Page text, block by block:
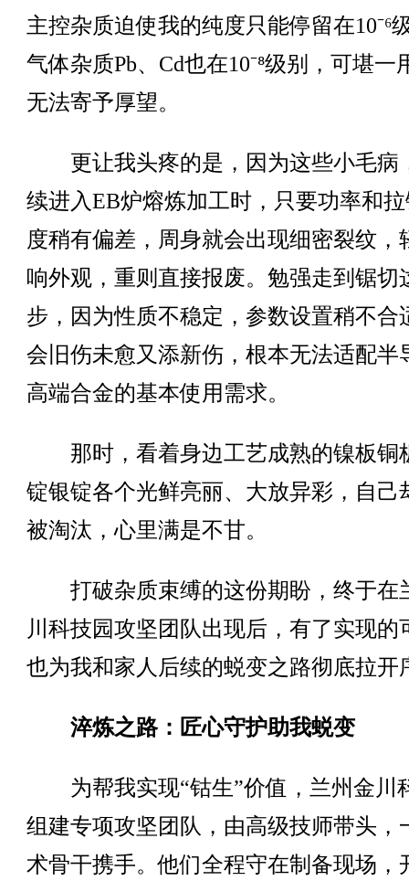
主控杂质迫使我的纯度只能停留在10⁻⁶
气体杂质Pb、Cd也在10⁻⁸级别，可堪一
无法寄予厚望。
更让我头疼的是，因为这些小毛病
续进入EB炉熔炼加工时，只要功率和
度稍有偏差，周身就会出现细密裂纹，
响外观，重则直接报废。勉强走到锯切
步，因为性质不稳定，参数设置稍不合
会旧伤未愈又添新伤，根本无法适配半
高端合金的基本使用需求。
那时，看着身边工艺成熟的镍板铜
锭银锭各个光鲜亮丽、大放异彩，自己
被淘汰，心里满是不甘。
打破杂质束缚的这份期盼，终于在
川科技园攻坚团队出现后，有了实现的
也为我和家人后续的蜕变之路彻底拉开
淬炼之路：匠心守护助我蜕变
为帮我实现“钴生”价值，兰州金川
组建专项攻坚团队，由高级技师带头，
术骨干携手。他们全程守在制备现场，